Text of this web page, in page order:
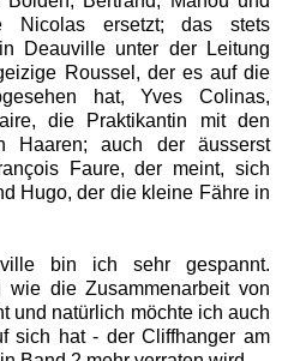
Nicolas ersetzt;das stets
Deauville unter der Leitung
Roussel, der es auf die
hat, Yves Colinas,
die Praktikantin mit den
Haaren;auch der äusserst
Faure, der meint, sich
Hugo, der die kleine Fähre in
bin ich sehr gespannt.
die Zusammenarbeit von
und natürlich möchte ich auch
sich hat - der Cliffhanger am